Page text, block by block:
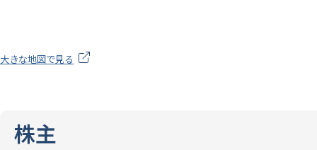
大きな地図で見る
株主